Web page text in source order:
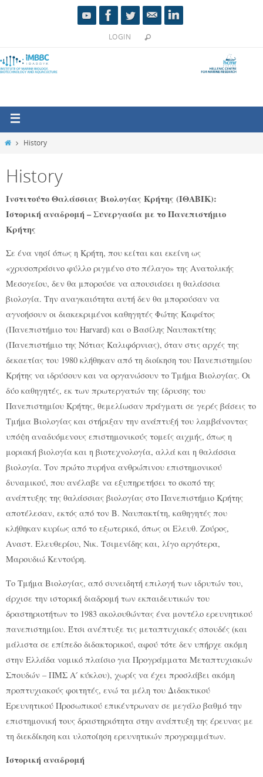
LOGIN
History
History
Ινστιτούτο Θαλάσσιας Βιολογίας Κρήτης (ΙΘΑΒΙΚ):
Ιστορική αναδρομή – Συνεργασία με το Πανεπιστήμιο
Κρήτης
Σε ένα νησί όπως η Κρήτη, που κείται και εκείνη ως
«χρυσοπράσινο φύλλο ριγμένο στο πέλαγο» της Ανατολικής
Μεσογείου, δεν θα μπορούσε να απουσιάσει η θαλάσσια
βιολογία. Την αναγκαιότητα αυτή δεν θα μπορούσαν να
αγνοήσουν οι διακεκριμένοι καθηγητές Φώτης Καφάτος
(Πανεπιστήμιο του Harvard) και ο Βασίλης Ναυπακτίτης
(Πανεπιστήμιο της Νότιας Καλιφόρνιας), όταν στις αρχές της
δεκαετίας του 1980 κλήθηκαν από τη διοίκηση του Πανεπιστημίου
Κρήτης να ιδρύσουν και να οργανώσουν το Τμήμα Βιολογίας. Οι
δύο καθηγητές, εκ των πρωτεργατών της ίδρυσης του
Πανεπιστημίου Κρήτης, θεμελίωσαν πράγματι σε γερές βάσεις το
Τμήμα Βιολογίας και στήριξαν την ανάπτυξή του λαμβάνοντας
υπόψη αναδυόμενους επιστημονικούς τομείς αιχμής, όπως η
μοριακή βιολογία και η βιοτεχνολογία, αλλά και η θαλάσσια
βιολογία. Τον πρώτο πυρήνα ανθρώπινου επιστημονικού
δυναμικού, που ανέλαβε να εξυπηρετήσει το σκοπό της
ανάπτυξης της θαλάσσιας βιολογίας στο Πανεπιστήμιο Κρήτης
αποτέλεσαν, εκτός από τον Β. Ναυπακτίτη, καθηγητές που
κλήθηκαν κυρίως από το εξωτερικό, όπως οι Ελευθ. Ζούρος,
Αναστ. Ελευθερίου, Νικ. Τσιμενίδης και, λίγο αργότερα,
Μαρουδιώ Κεντούρη.
Το Τμήμα Βιολογίας, από συνειδητή επιλογή των ιδρυτών του,
άρχισε την ιστορική διαδρομή των εκπαιδευτικών του
δραστηριοτήτων το 1983 ακολουθώντας ένα μοντέλο ερευνητικού
πανεπιστημίου. Έτσι ανέπτυξε τις μεταπτυχιακές σπουδές (και
μάλιστα σε επίπεδο διδακτορικού, αφού τότε δεν υπήρχε ακόμη
στην Ελλάδα νομικό πλαίσιο για Προγράμματα Μεταπτυχιακών
Σπουδών – ΠΜΣ Α ́ κύκλου), χωρίς να έχει προσλάβει ακόμη
προπτυχιακούς φοιτητές, ενώ τα μέλη του Διδακτικού
Ερευνητικού Προσωπικού επικέντρωναν σε μεγάλο βαθμό την
επιστημονική τους δραστηριότητα στην ανάπτυξη της έρευνας με
τη διεκδίκηση και υλοποίηση ερευνητικών προγραμμάτων.
Ιστορική αναδρομή